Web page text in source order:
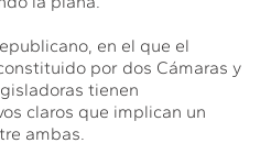
en el que el
por dos Cámaras y
tienen
claros que implican un
ambas.